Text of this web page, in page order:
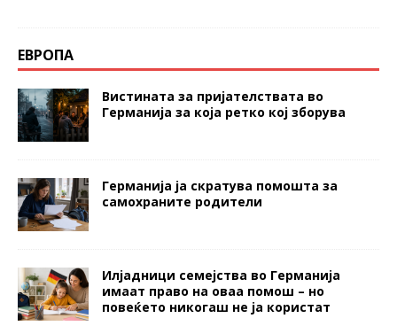
ЕВРОПА
Вистината за пријателствата во
Германија за која ретко кој зборува
Германија ја скратува помошта за
самохраните родители
Илјадници семејства во Германија
имаат право на оваа помош – но
повеќето никогаш не ја користат